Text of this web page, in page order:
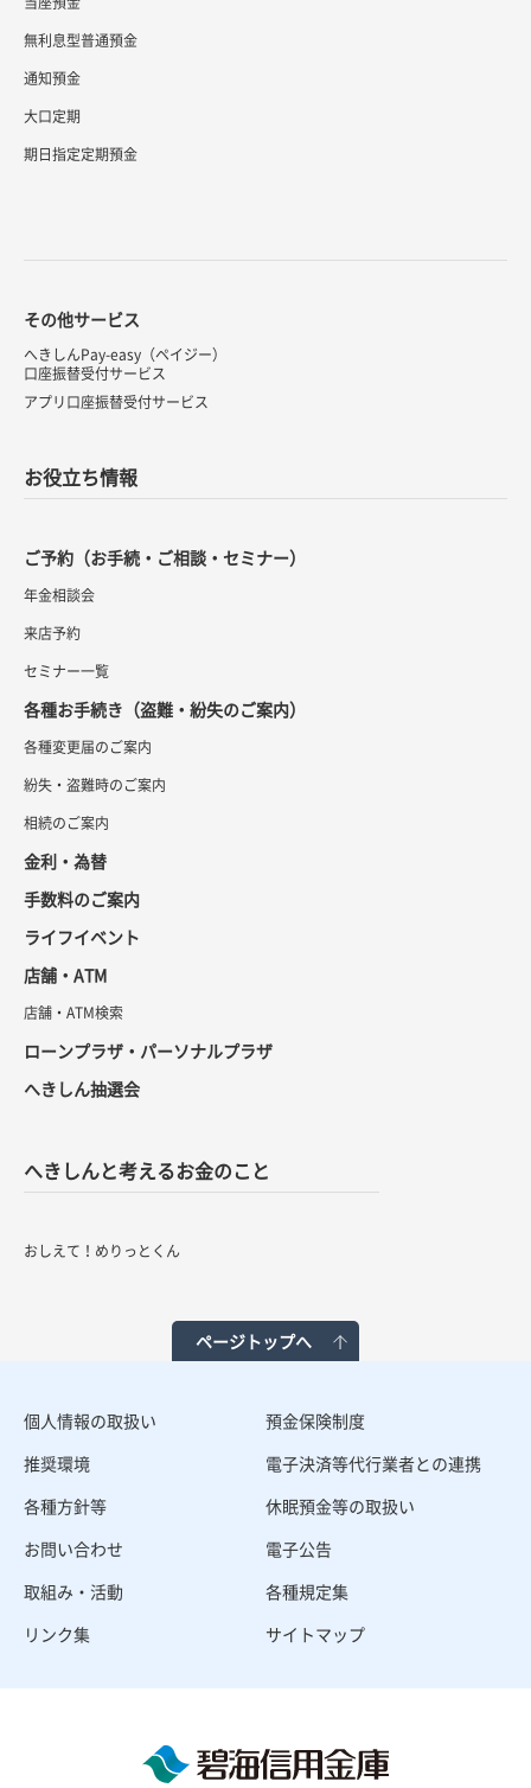
無利息型普通預金
通知預金
大口定期
期日指定定期預金
その他サービス
へきしんPay-easy（ペイジー）
口座振替受付サービス
アプリ口座振替受付サービス
お役立ち情報
ご予約（お手続・ご相談・セミナー）
年金相談会
来店予約
セミナー一覧
各種お手続き（盗難・紛失のご案内）
各種変更届のご案内
紛失・盗難時のご案内
相続のご案内
金利・為替
手数料のご案内
ライフイベント
店舗・ATM
店舗・ATM検索
ローンプラザ・パーソナルプラザ
へきしん抽選会
へきしんと考えるお金のこと
おしえて！めりっとくん
ページトップへ
個人情報の取扱い
預金保険制度
推奨環境
電子決済等代行業者との連携
各種方針等
休眠預金等の取扱い
お問い合わせ
電子公告
取組み・活動
各種規定集
リンク集
サイトマップ